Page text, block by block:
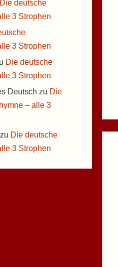
Die deutsche
3 Strophen
3 Strophen
Die deutsche
3 Strophen
Deutsch zu Die
– alle 3
zu Die deutsche
3 Strophen